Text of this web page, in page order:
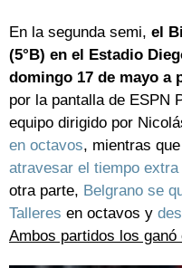
En la segunda semi, el
(5°B) en el Estadio
domingo 17 de mayo a
por la pantalla de ESPN
equipo dirigido por
en octavos, mientras
atravesar el tiempo
otra parte, Belgrano se
Talleres en octavos y
Ambos partidos los ganó